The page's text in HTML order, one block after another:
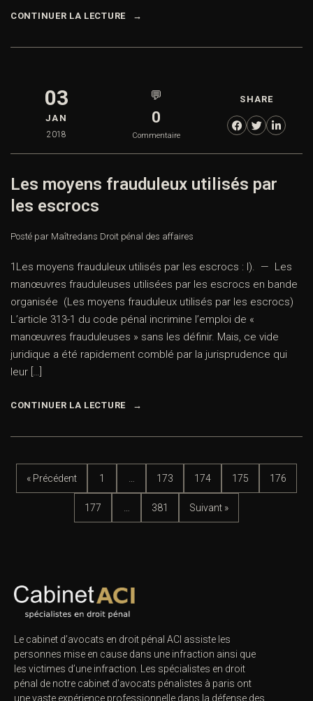
CONTINUER LA LECTURE
03
JAN
2018
💬
0
Commentaire
SHARE
Les moyens frauduleux utilisés par
les escrocs
Posté par Maîtredans Droit pénal des affaires
1Les moyens frauduleux utilisés par les escrocs : I). — Les
manœuvres frauduleuses utilisées par les escrocs en bande
organisée (Les moyens frauduleux utilisés par les escrocs)
L’article 313-1 du code pénal incrimine l’emploi de «
manœuvres frauduleuses » sans les définir. Mais, ce vide
juridique a été rapidement comblé par la jurisprudence qui
leur […]
CONTINUER LA LECTURE
« Précédent 1 173 174 175 176
177 381 Suivant »
Le cabinet d’avocats en droit pénal ACI assiste les
personnes mise en cause dans une infraction ainsi que
les victimes d’une infraction. Les spécialistes en droit
pénal de notre cabinet d’avocats pénalistes à paris ont
une vaste expérience professionnelle dans la défense des